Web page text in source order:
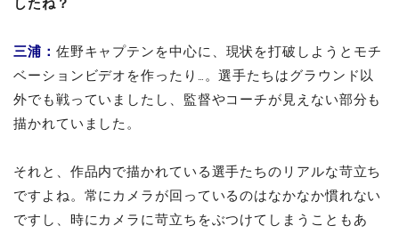
したね？
三浦： 佐野キャプテンを中心に、現状を打破しようとモチ
ベーションビデオを作ったり…。選手たちはグラウンド以
外でも戦っていましたし、監督やコーチが見えない部分も
描かれていました。
それと、作品内で描かれている選手たちのリアルな苛立ち
ですよね。常にカメラが回っているのはなかなか慣れない
ですし、時にカメラに苛立ちをぶつけてしまうこともあ